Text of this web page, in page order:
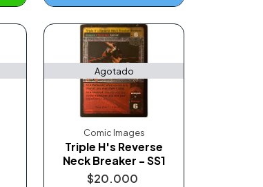
Agotado
Comic Images
Triple H's Reverse
Neck Breaker - SS1
$20.000